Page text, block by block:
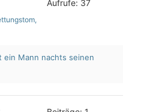
,
Aufrufe: 37
ein Mann nachts seinen